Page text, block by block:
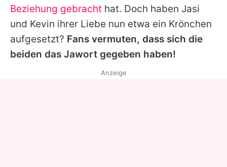
Beziehung gebracht hat. Doch haben Jasi
und Kevin ihrer Liebe nun etwa ein Krönchen
aufgesetzt? Fans vermuten, dass sich die
beiden das Jawort gegeben haben!
Anzeige